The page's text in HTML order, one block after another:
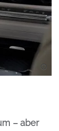
– aber